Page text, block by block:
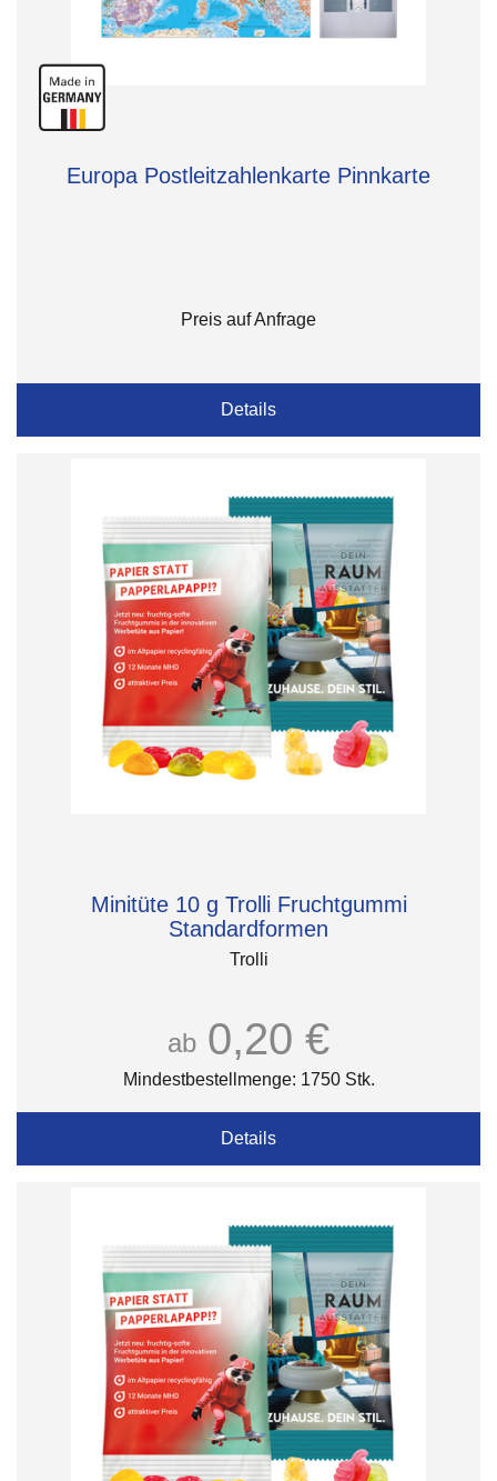
Europa Postleitzahlenkarte Pinnkarte
Preis auf Anfrage
Details
Minitüte 10 g Trolli Fruchtgummi
Standardformen
Trolli
ab 0,20 €
Mindestbestellmenge: 1750 Stk.
Details